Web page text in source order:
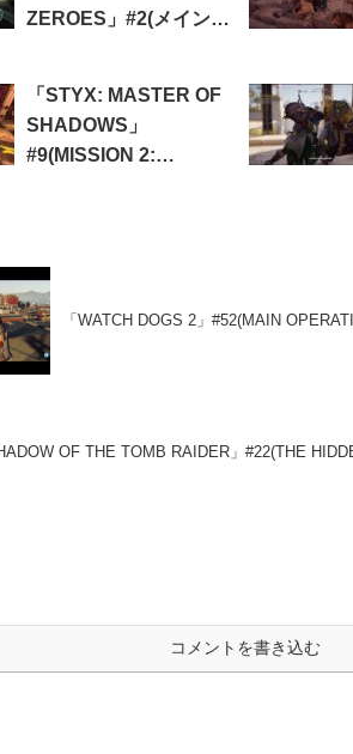
ZEROES」#2(メインミ
「STYX: MASTER OF
SHADOWS」
#9(MISSION 2:
「WATCH DOGS 2」#52(MAIN
OF THE TOMB RAIDER」#22(THE
コメントを書き込む